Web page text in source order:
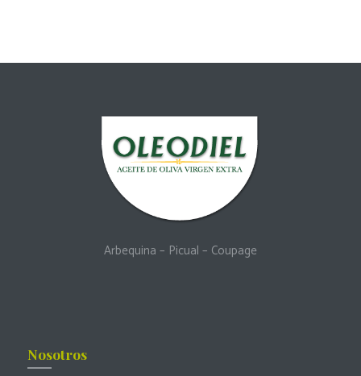
Arbequina – Picual – Coupage
Nosotros